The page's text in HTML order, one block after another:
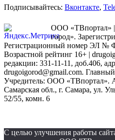
Подписывайтесь: Вконтакте,
ООО «ТВпортал» |
город».
Регистрационный номер ЭЛ №
Возрастной рейтинг 16+ |
редакции: 331-11-11, доб.406,
drugoigorod@gmail.com.
Учредитель: ООО «ТВпортал».
Самарская обл., г. Самара, ул.
52/55, комн. 6
С целью улучшения работы